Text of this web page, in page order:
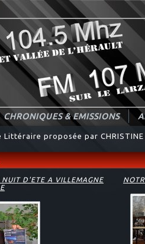
CHRONIQUES & EMISSIONS
proposée par CHRISTINE
NUIT D'ETE A VILLEMAGNE